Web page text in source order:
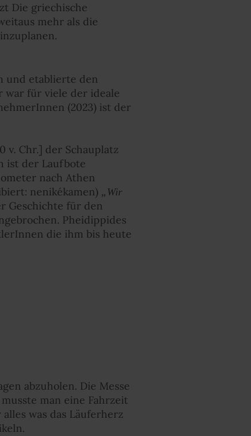
Die griechische
mehr als die
und etablierte den
war für viele der ideale
(2023) ist der
v. Chr.] der Schauplatz
ist der Laufbote
nach Athen
nenikékamen) „Wir
Geschichte für den
Pheidippides
die ihm bis heute
abzuholen. Die Messe
man eine Fahrzeit
was das Läuferherz